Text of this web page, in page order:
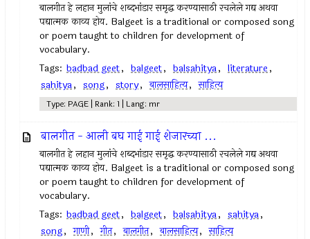
बालगीत हे लहान मुलांचे शब्दभांडार समृद्ध करण्यासाठी रचलेले गद्य अथवा
पद्यात्मक काव्य होय. Balgeet is a traditional or composed song
or poem taught to children for development of
vocabulary.
Tags: badbad geet, balgeet, balsahitya, literature,
sahitya, song, story, बालसाहित्य, साहित्य
Type: PAGE | Rank: 1 | Lang: mr
बालगीत - आली बघ गाई गाई शेजारच्या ...
बालगीत हे लहान मुलांचे शब्दभांडार समृद्ध करण्यासाठी रचलेले गद्य अथवा
पद्यात्मक काव्य होय. Balgeet is a traditional or composed song
or poem taught to children for development of
vocabulary.
Tags: badbad geet, balgeet, balsahitya, sahitya,
song, गाणी, गीत, बालगीत, बालसाहित्य, साहित्य